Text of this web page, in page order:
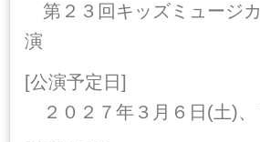
第２３回キッズミュージ
演
[公演予定日]
２０２７年３月６日(土)、